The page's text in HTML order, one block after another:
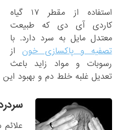
استفاده از مقطر ۱۷ گیاه
کاردی آی دی که طبیعت
معتدل مایل به سرد دارد. با
تصفیه و پاک­سازی خون از
رسوبات و مواد زاید باعث
تعدیل غلبه خلط دم و بهبود